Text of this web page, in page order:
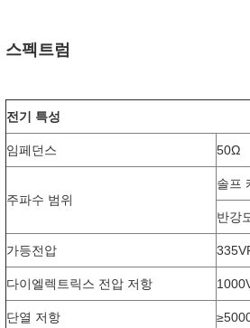
스펙트럼
전기 특성
임페던스 50Ω
주파수 범위
솔프
반강
가등전압
다이엘렉트릭스 전압 저항
단열 저항